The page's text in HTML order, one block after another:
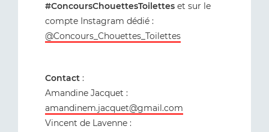
#ConcoursChouettesToilettes et sur le
compte Instagram dédié :
@Concours_Chouettes_Toilettes
Contact :
Amandine Jacquet :
amandinem.jacquet@gmail.com
Vincent de Lavenne :